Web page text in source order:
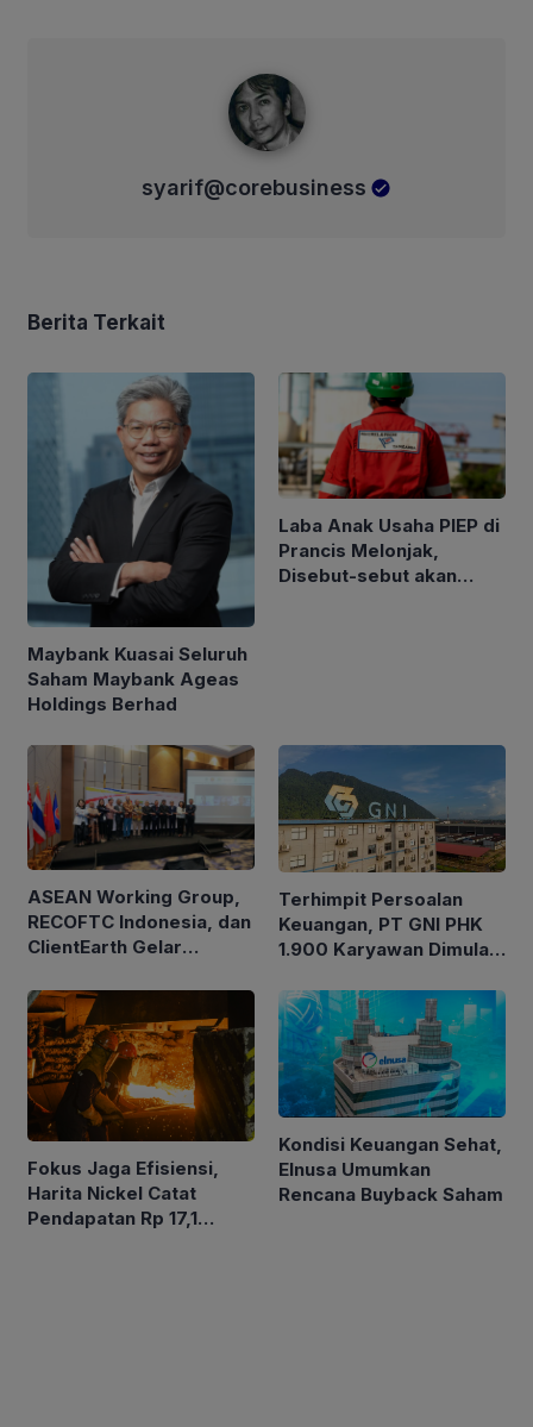
syarif@corebusiness
Berita Terkait
Maybank Kuasai Seluruh
Saham Maybank Ageas
Holdings Berhad
Laba Anak Usaha PIEP di
Prancis Melonjak,
Disebut-sebut akan
ASEAN Working Group,
RECOFTC Indonesia, dan
ClientEarth Gelar
untuk Memperkuat Tata
Kelola Perhutanan Sosial
Terhimpit Persoalan
Keuangan, PT GNI PHK
1.900 Karyawan Dimulai
Fokus Jaga Efisiensi,
Harita Nickel Catat
Pendapatan Rp 17,1
Kondisi Keuangan Sehat,
Elnusa Umumkan
Rencana Buyback Saham